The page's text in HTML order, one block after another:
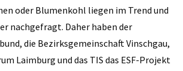
oder Blumenkohl liegen im Trend und
nachgefragt. Daher haben der
die Bezirksgemeinschaft Vinschgau,
Laimburg und das TIS das ESF-Projekt